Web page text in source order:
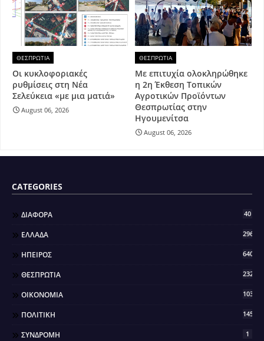
ΘΕΣΠΡΩΤΙΑ
Οι κυκλοφοριακές
ρυθμίσεις στη Νέα
Σελεύκεια «με μια ματιά»
August 06, 2026
ΘΕΣΠΡΩΤΙΑ
Με επιτυχία ολοκληρώθηκε
η 2η Έκθεση Τοπικών
Αγροτικών Προϊόντων
Θεσπρωτίας στην
Ηγουμενίτσα
August 06, 2026
CATEGORIES
ΔΙΑΦΟΡΑ 40
ΕΛΛΑΔΑ 296
ΗΠΕΙΡΟΣ 640
ΘΕΣΠΡΩΤΙΑ 2323
ΟΙΚΟΝΟΜΙΑ 103
ΠΟΛΙΤΙΚΗ 145
ΣΥΝΔΡΟΜΗ 1